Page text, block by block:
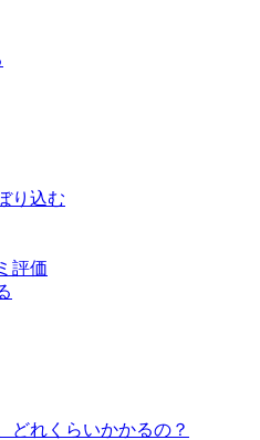
り込む
評価
どれくらいかかるの？